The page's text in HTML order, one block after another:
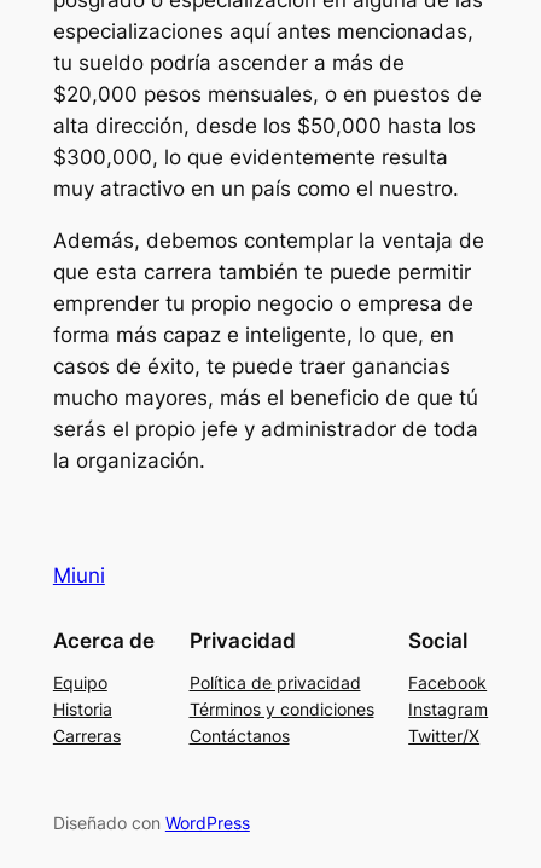
especializaciones aquí antes mencionadas,
tu sueldo podría ascender a más de
$20,000 pesos mensuales, o en puestos de
alta dirección, desde los $50,000 hasta los
$300,000, lo que evidentemente resulta
muy atractivo en un país como el nuestro.
Además, debemos contemplar la ventaja de
que esta carrera también te puede permitir
emprender tu propio negocio o empresa de
forma más capaz e inteligente, lo que, en
casos de éxito, te puede traer ganancias
mucho mayores, más el beneficio de que tú
serás el propio jefe y administrador de toda
la organización.
Miuni
Acerca de
Equipo
Historia
Carreras
Privacidad
Política de privacidad
Términos y condiciones
Contáctanos
Social
Facebook
Instagram
Twitter/X
Diseñado con WordPress